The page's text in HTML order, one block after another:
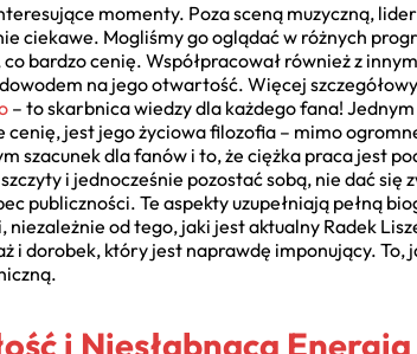
momenty. Poza sceną muzyczną,
ciekawe. Mogliśmy go oglądać w różnych
bardzo cenię. Współpracował również z
na jego otwartość. Więcej
– to skarbnica wiedzy dla każdego fana!
cenię, jest jego życiowa filozofia – mimo
szacunek dla fanów i to, że ciężka praca jest
i jednocześnie pozostać sobą, nie dać
publiczności. Te aspekty uzupełniają pełną
od tego, jaki jest aktualny Radek
i dorobek, który jest naprawdę imponujący. To,